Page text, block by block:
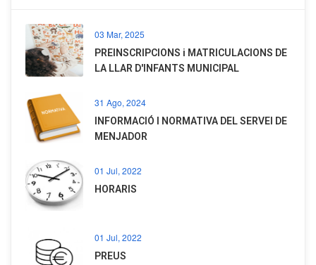
03 Mar, 2025
PREINSCRIPCIONS i MATRICULACIONS DE
LA LLAR D'INFANTS MUNICIPAL
31 Ago, 2024
INFORMACIÓ I NORMATIVA DEL SERVEI DE
MENJADOR
01 Jul, 2022
HORARIS
01 Jul, 2022
PREUS